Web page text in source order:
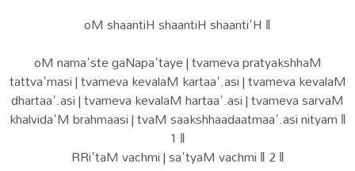
oM shaantiH shaantiH shaanti'H ‖
oM nama'ste gaNapa'taye | tvameva pratyakshhaM
tattva'masi | tvameva kevalaM kartaa'.asi | tvameva kevalaM
dhartaa'.asi | tvameva kevalaM hartaa'.asi | tvameva sarvaM
khalvida'M brahmaasi | tvaM saakshhaadaatmaa'.asi nityam ‖
1 ‖
RRi'taM vachmi | sa'tyaM vachmi ‖ 2 ‖